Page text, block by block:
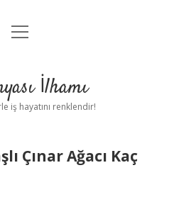
Anasayfa
Uyarı
menüyü
İlhamı
iş hayatını renklendir!
Çınar Ağacı Kaç